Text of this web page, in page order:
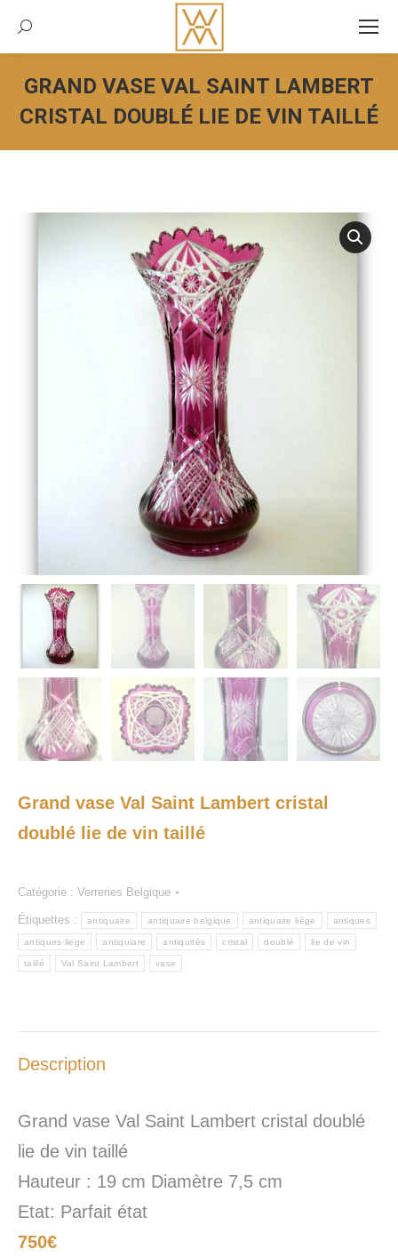
Recherche:
GRAND VASE VAL SAINT LAMBERT
CRISTAL DOUBLÉ LIE DE VIN TAILLÉ
Vous êtes ici :
Grand vase Val Saint Lambert cristal
doublé lie de vin taillé
Catégorie : Verreries Belgique
Étiquettes : antiquaire antiquaire belgique antiquaire liège antiques
antiques liege antiquiare antiquités cristal doublé lie de vin
taillé Val Saint Lambert vase
Description
Grand vase Val Saint Lambert cristal doublé
lie de vin taillé
Hauteur : 19 cm Diamètre 7,5 cm
Etat: Parfait état
750€